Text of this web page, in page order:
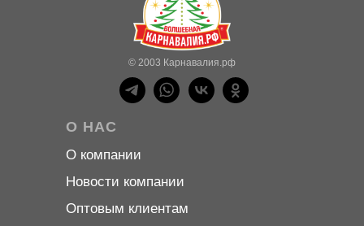
О НАС
© 2003 Карнавалия.рф
О компании
Оптовым клиентам
Новости компании